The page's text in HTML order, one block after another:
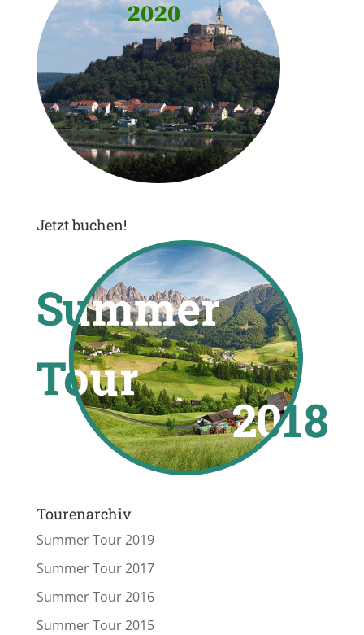
Jetzt buchen!
Tourenarchiv
Summer Tour 2019
Summer Tour 2017
Summer Tour 2016
Summer Tour 2015